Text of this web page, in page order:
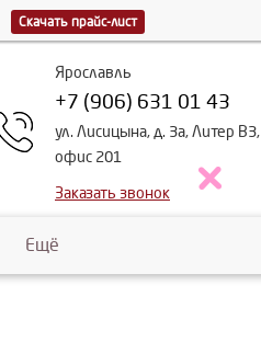
Скачать прайс-лист
Ярославль
+7 (906) 631 01 43
ул. Лисицына, д. 3а, Литер В3,
офис 201
Заказать звонок
Ещё